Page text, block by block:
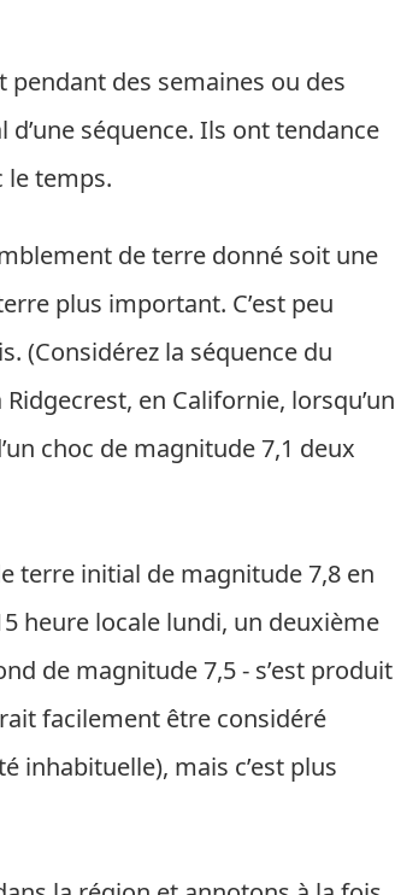
des semaines ou des
séquence. Ils ont tendance
le temps.
de terre donné soit une
plus important. C’est peu
(Considérez la séquence du
en Californie, lorsqu’un
choc de magnitude 7,1 deux
terre initial de magnitude 7,8 en
heure locale lundi, un deuxième
de magnitude 7,5 - s’est produit
facilement être considéré
inhabituelle), mais c’est plus